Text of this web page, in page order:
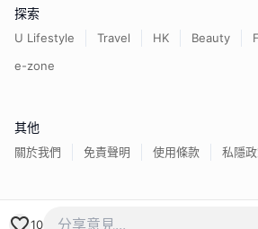
10
探索
U Lifestyle Travel HK Beauty
e-zone
其他
關於我們 免責聲明 使用條款 私隱
香港經濟日報版權所有©